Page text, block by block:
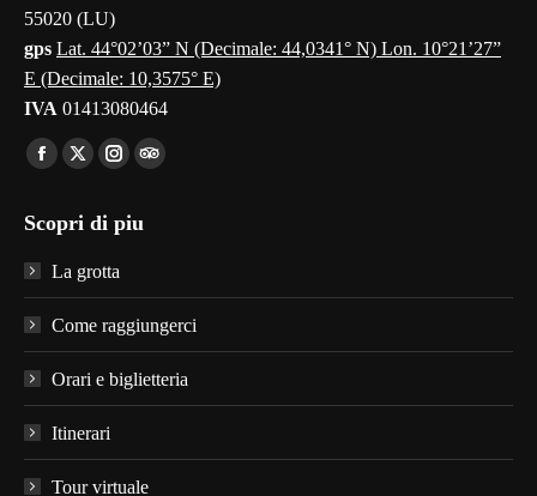
55020 (LU)
gps Lat. 44°02’03” N (Decimale: 44,0341° N) Lon. 10°21’27”
E (Decimale: 10,3575° E)
IVA 01413080464
Find us on:
Facebook
opens
in
window
X
opens
window
Instagram
opens
window
TripAdvisor
window
Scopri di piu
La grotta
Come raggiungerci
Orari e biglietteria
Itinerari
Tour virtuale